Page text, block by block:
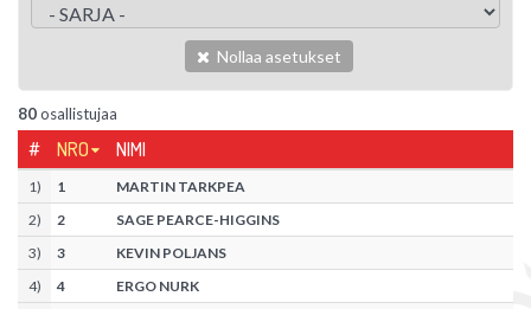
Nollaa asetukset
80osallistujaa
# NRO NIMI
1) 1
MARTIN TARKPEA
2) 2
SAGE PEARCE-HIGGINS
3) 3
KEVIN POLJANS
4) 4
ERGO NURK